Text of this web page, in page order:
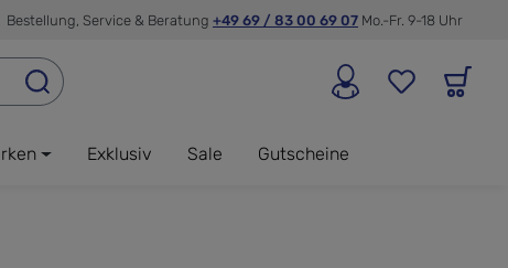
Bestellung, Service & Beratung +49 69 / 83 00 69 07 Mo.-Fr. 9-18 Uhr
Exklusiv Sale Gutscheine